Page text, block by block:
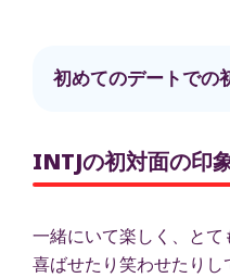
初めてのデートでの
INTJの初対面の印
一緒にいて楽しく、と
喜ばせたり笑わせたり